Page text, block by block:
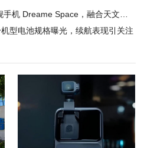
Space，融合天文科技与智能生态
型电池规格曝光，续航表现引关注